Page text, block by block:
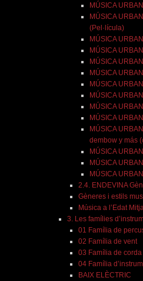
MÚSICA
MÚSICA
(Pel·lícula)
MÚSICA
MÚSICA
MÚSICA
MÚSICA
MÚSICA
MÚSICA
MÚSICA
MÚSICA
MÚSICA
dembow y más
MÚSICA
MÚSICA
MÚSICA
2.4. ENDEVINA
Gèneres i estils
Música a l’Edat
3. Les famílies
01 Família de
02 Família de vent
03 Família de corda
04 Família
BAIX ELÈCTRIC